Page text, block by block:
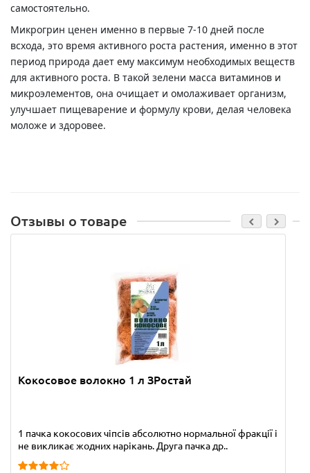
самостоятельно.
Микрогрин ценен именно в первые 7-10 дней после
всхода, это время активного роста растения, именно в этот
период природа дает ему максимум необходимых веществ
для активного роста. В такой зелени масса витаминов и
микроэлементов, она очищает и омолаживает организм,
улучшает пищеварение и формулу крови, делая человека
моложе и здоровее.
Отзывы о товаре
Кокосовое волокно 1 л ЗРостай
1 пачка кокосових чіпсів абсолютно нормальної фракції і
не викликає жодних нарікань. Друга пачка др..